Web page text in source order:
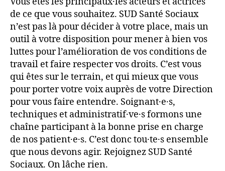
de ce que vous souhaitez. SUD Santé Sociaux
n’est pas là pour décider à votre place, mais un
outil à votre disposition pour mener à bien vos
luttes pour l’amélioration de vos conditions de
travail et faire respecter vos droits. C’est vous
qui êtes sur le terrain, et qui mieux que vous
pour porter votre voix auprès de votre Direction
pour vous faire entendre. Soignant·e·s,
techniques et administratif·ve·s formons une
chaîne participant à la bonne prise en charge
de nos patient·e·s. C’est donc tou·te·s ensemble
que nous devons agir. Rejoignez SUD Santé
Sociaux. On lâche rien.